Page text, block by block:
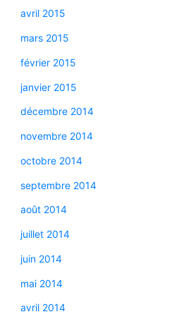
avril 2015
mars 2015
février 2015
janvier 2015
décembre 2014
novembre 2014
octobre 2014
septembre 2014
août 2014
juillet 2014
juin 2014
mai 2014
avril 2014